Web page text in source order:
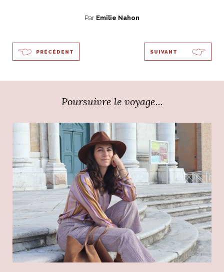
Par Emilie Nahon
PRÉCÉDENT SUIVANT
Poursuivre le voyage...